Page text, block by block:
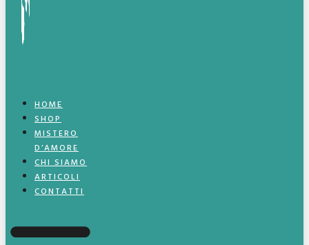
HOME
SHOP
MISTERO
D’AMORE
CHI SIAMO
ARTICOLI
CONTATTI